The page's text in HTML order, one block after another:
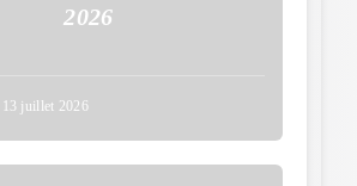
2026
13 juillet 2026